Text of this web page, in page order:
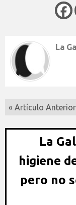
La
« Artículo Anterior
La
higiene
pero no